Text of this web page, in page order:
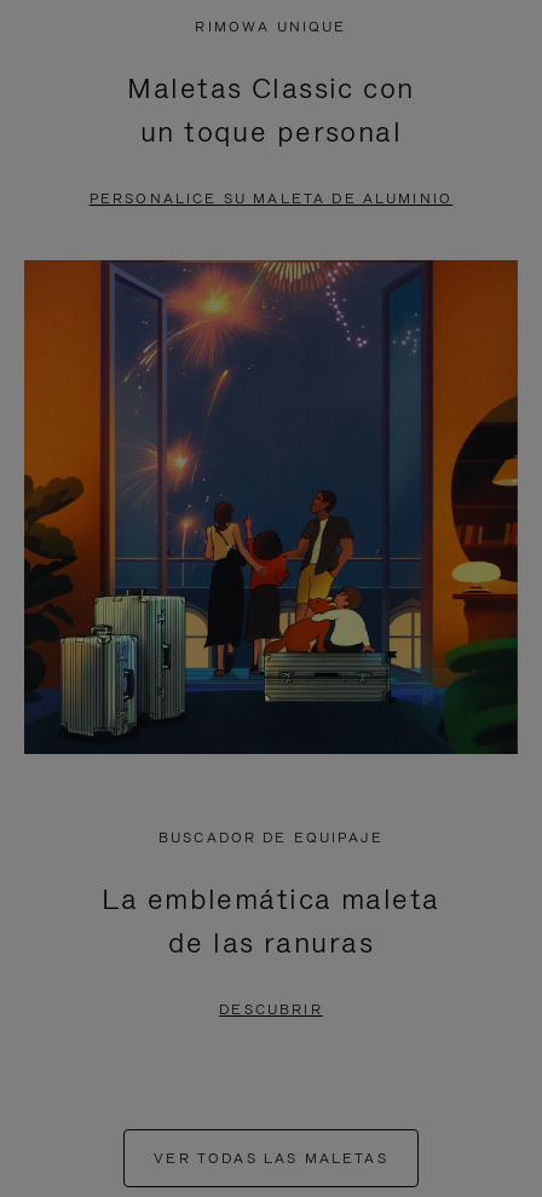
PAUSADO,
PULSE
PARA
ESTÁ
DESACTIVADO:
PULSE
ACTIVARLO.
RIMOWA UNIQUE
Maletas Classic con
un toque personal
PERSONALICE SU MALETA DE ALUMINIO
BUSCADOR DE EQUIPAJE
La emblemática maleta
de las ranuras
DESCUBRIR
VER TODAS LAS MALETAS